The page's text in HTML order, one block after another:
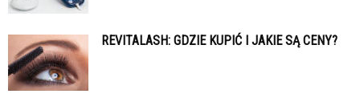
REVITALASH: GDZIE KUPIĆ I JAKIE SĄ CENY?